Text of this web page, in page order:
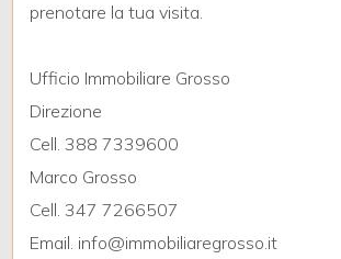
prenotare la tua visita.
Ufficio Immobiliare Grosso
Direzione
Cell. 388 7339600
Marco Grosso
Cell. 347 7266507
Email. info@immobiliaregrosso.it
5+
Camere
Qualsiasi
1